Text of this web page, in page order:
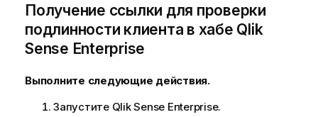
е
ч
а
н
е
Получение ссылки для проверки
подлинности клиента в хабе Qlik
Sense Enterprise
Выполните следующие действия.
Запустите Qlik Sense Enterprise.